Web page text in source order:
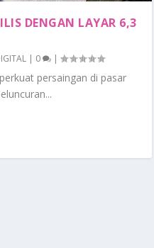
DENGAN LAYAR 6,3
| 0 |
persaingan di pasar